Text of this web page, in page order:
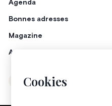
Cookies
Agenda
Bonnes adresses
Magazine
Annonceurs
Instagram